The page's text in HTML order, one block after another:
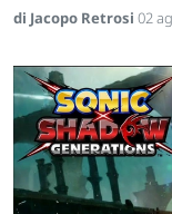
di Jacopo Retrosi 02